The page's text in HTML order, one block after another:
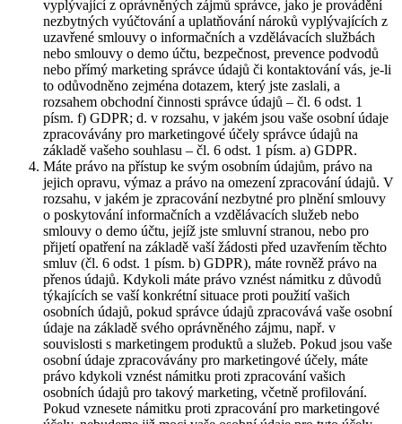
vyplývající z oprávněných zájmů správce, jako je provádění
nezbytných vyúčtování a uplatňování nároků vyplývajících z
uzavřené smlouvy o informačních a vzdělávacích službách
nebo smlouvy o demo účtu, bezpečnost, prevence podvodů
nebo přímý marketing správce údajů či kontaktování vás, je-li
to odůvodněno zejména dotazem, který jste zaslali, a
rozsahem obchodní činnosti správce údajů – čl. 6 odst. 1
písm. f) GDPR; d. v rozsahu, v jakém jsou vaše osobní údaje
zpracovávány pro marketingové účely správce údajů na
základě vašeho souhlasu – čl. 6 odst. 1 písm. a) GDPR.
Máte právo na přístup ke svým osobním údajům, právo na
jejich opravu, výmaz a právo na omezení zpracování údajů. V
rozsahu, v jakém je zpracování nezbytné pro plnění smlouvy
o poskytování informačních a vzdělávacích služeb nebo
smlouvy o demo účtu, jejíž jste smluvní stranou, nebo pro
přijetí opatření na základě vaší žádosti před uzavřením těchto
smluv (čl. 6 odst. 1 písm. b) GDPR), máte rovněž právo na
přenos údajů. Kdykoli máte právo vznést námitku z důvodů
týkajících se vaší konkrétní situace proti použití vašich
osobních údajů, pokud správce údajů zpracovává vaše osobní
údaje na základě svého oprávněného zájmu, např. v
souvislosti s marketingem produktů a služeb. Pokud jsou vaše
osobní údaje zpracovávány pro marketingové účely, máte
právo kdykoli vznést námitku proti zpracování vašich
osobních údajů pro takový marketing, včetně profilování.
Pokud vznesete námitku proti zpracování pro marketingové